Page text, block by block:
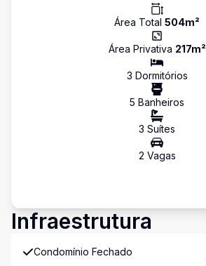
Área Total 504m²
Área Privativa 217m²
3 Dormitórios
5 Banheiros
3 Suítes
2 Vagas
Infraestrutura
Condomínio Fechado